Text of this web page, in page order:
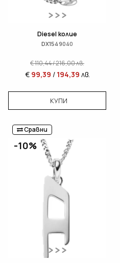
Diesel колие
DX1549040
€110,44/216,00лв.
€ 99,39 / 194,39 лв.
КУПИ
Сравни
-10%